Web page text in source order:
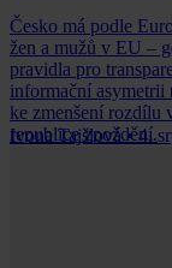
Česko má podle
žen a mužů v EU –
pravidla pro
informační asymetrii
ke zmenšení rozdílu
republice zpoždění.
Ivona Tajšlová • 4.